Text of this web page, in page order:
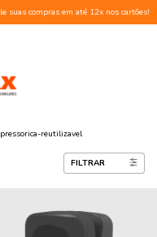
em até 12x nos cartões! Entrega
reutilizavel
FILTRAR